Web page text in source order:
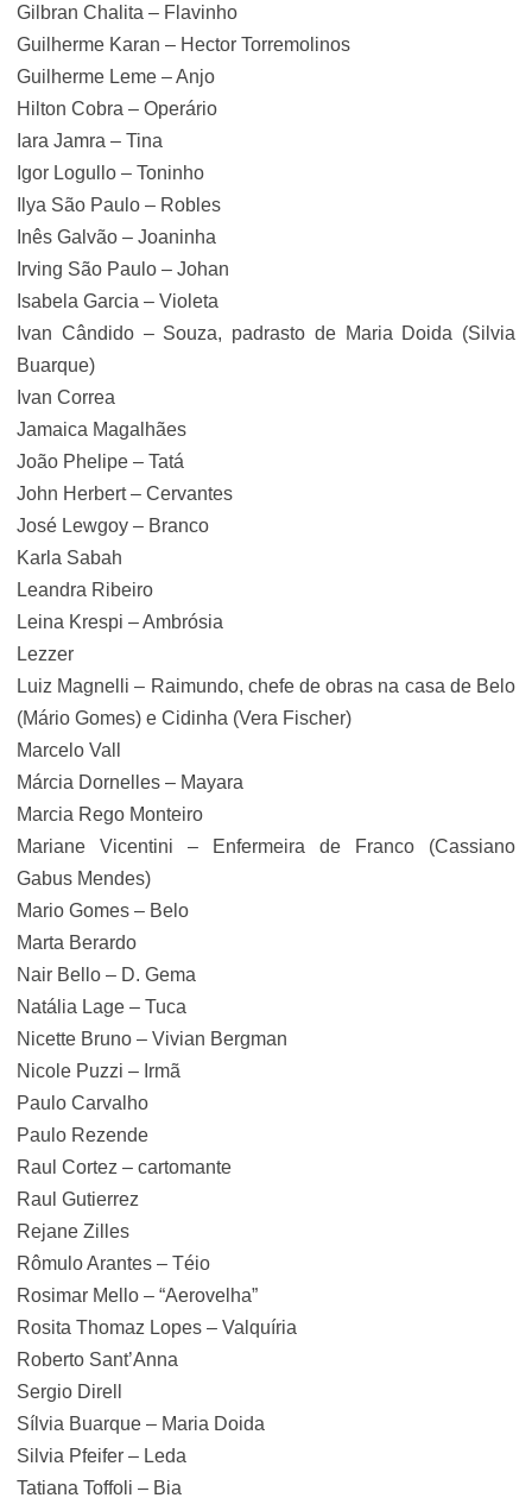
Gilbran Chalita – Flavinho
Guilherme Karan – Hector Torremolinos
Guilherme Leme – Anjo
Hilton Cobra – Operário
Iara Jamra – Tina
Igor Logullo – Toninho
Ilya São Paulo – Robles
Inês Galvão – Joaninha
Irving São Paulo – Johan
Isabela Garcia – Violeta
Ivan Cândido – Souza, padrasto de Maria Doida (Silvia
Buarque)
Ivan Correa
Jamaica Magalhães
João Phelipe – Tatá
John Herbert – Cervantes
José Lewgoy – Branco
Karla Sabah
Leandra Ribeiro
Leina Krespi – Ambrósia
Lezzer
Luiz Magnelli – Raimundo, chefe de obras na casa de Belo
(Mário Gomes) e Cidinha (Vera Fischer)
Marcelo Vall
Márcia Dornelles – Mayara
Marcia Rego Monteiro
Mariane Vicentini – Enfermeira de Franco (Cassiano
Gabus Mendes)
Mario Gomes – Belo
Marta Berardo
Nair Bello – D. Gema
Natália Lage – Tuca
Nicette Bruno – Vivian Bergman
Nicole Puzzi – Irmã
Paulo Carvalho
Paulo Rezende
Raul Cortez – cartomante
Raul Gutierrez
Rejane Zilles
Rômulo Arantes – Téio
Rosimar Mello – “Aerovelha”
Rosita Thomaz Lopes – Valquíria
Roberto Sant’Anna
Sergio Direll
Sílvia Buarque – Maria Doida
Silvia Pfeifer – Leda
Tatiana Toffoli – Bia